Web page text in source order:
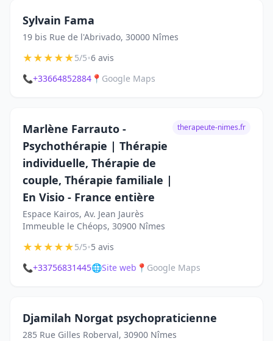
Sylvain Fama
19 bis Rue de l'Abrivado, 30000 Nîmes
★★★★★5/5•6 avis
📞+33664852884 📍 Google Maps
Marlène Farrauto -
Psychothérapie | Thérapie
individuelle, Thérapie de
couple, Thérapie familiale |
En Visio - France entière
Espace Kairos, Av. Jean Jaurès
Immeuble le Chéops, 30900 Nîmes
therapeute-nimes.fr
★★★★★5/5•5 avis
📞+33756831445🌐Site web 📍 Google Maps
Djamilah Norgat psychopraticienne
285 Rue Gilles Roberval, 30900 Nîmes